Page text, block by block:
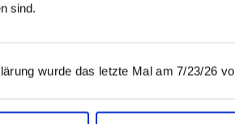
sind.
wurde das letzte Mal am 7/23/26